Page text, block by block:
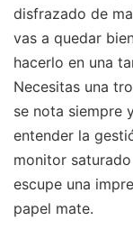
disfrazado de
vas a quedar
hacerlo en una
Necesitas una
se nota siempre
entender la
monitor
escupe una
papel mate.